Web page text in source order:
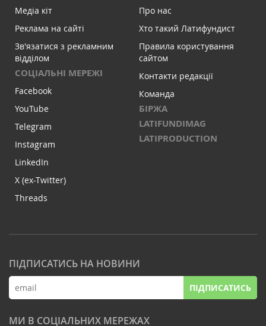
Медіа кіт
Реклама на сайті
Зв'язатися з рекламним
відділом
СОЦІАЛЬНІ МЕРЕЖІ
Facebook
YouTube
Telegram
Instagram
LinkedIn
X (ex-Twitter)
Threads
Про нас
Хто такий Латифундист
Правила користування
сайтом
Контакти редакції
Команда
БІРЖА
LATIFUNDIMAG
LATIPRODUCTION
ПІДПИСАТИСЬ НА НОВИНИ
ПІДПИСАТИСЬ
МИ В СОЦІАЛЬНИХ МЕРЕЖАХ